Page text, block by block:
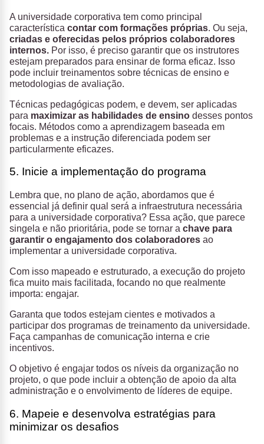
A universidade corporativa tem como principal
característica contar com formações próprias. Ou seja,
criadas e oferecidas pelos próprios colaboradores
internos. Por isso, é preciso garantir que os instrutores
estejam preparados para ensinar de forma eficaz. Isso
pode incluir treinamentos sobre técnicas de ensino e
metodologias de avaliação.
Técnicas pedagógicas podem, e devem, ser aplicadas
para maximizar as habilidades de ensino desses pontos
focais. Métodos como a aprendizagem baseada em
problemas e a instrução diferenciada podem ser
particularmente eficazes.
5. Inicie a implementação do programa
Lembra que, no plano de ação, abordamos que é
essencial já definir qual será a infraestrutura necessária
para a universidade corporativa? Essa ação, que parece
singela e não prioritária, pode se tornar a chave para
garantir o engajamento dos colaboradores ao
implementar a universidade corporativa.
Com isso mapeado e estruturado, a execução do projeto
fica muito mais facilitada, focando no que realmente
importa: engajar.
Garanta que todos estejam cientes e motivados a
participar dos programas de treinamento da universidade.
Faça campanhas de comunicação interna e crie
incentivos.
O objetivo é engajar todos os níveis da organização no
projeto, o que pode incluir a obtenção de apoio da alta
administração e o envolvimento de líderes de equipe.
6. Mapeie e desenvolva estratégias para
minimizar os desafios